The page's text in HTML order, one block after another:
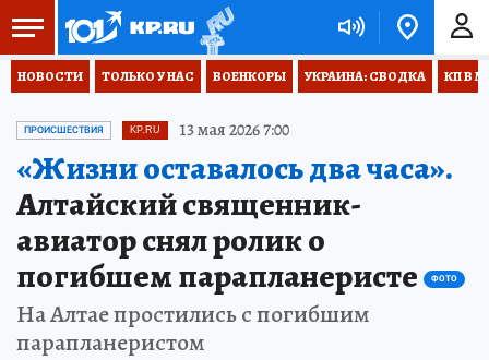
НОВОСТИ ТОЛЬКО У НАС ВОЕНКОРЫ УКРАИНА: СВОДКА КП В
ПРОИСШЕСТВИЯ KP.RU 13 мая 2026 7:00
«Жизни оставалось два часа».
Алтайский священник-
авиатор снял ролик о
погибшем парапланеристе
ФОТО
На Алтае простились с погибшим
парапланеристом